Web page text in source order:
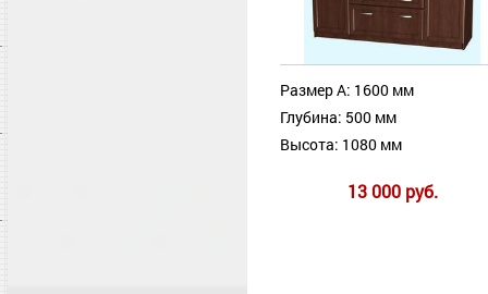
Размер А: 1600 мм
Глубина: 500 мм
Высота: 1080 мм
13 000 руб.